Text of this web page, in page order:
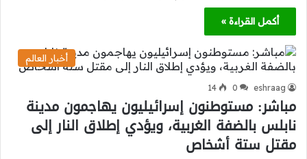
أكمل القراءة »
أخبار العالم
eshraag
0
14
مباشر: مستوطنون إسرائيليون يهاجمون مدينة
نابلس بالضفة الغربية، ويؤدي إطلاق النار إلى
مقتل ستة أشخاص